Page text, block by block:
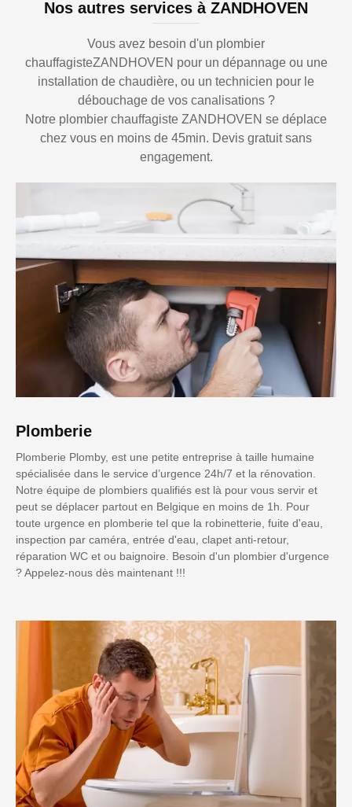
Nos autres services à ZANDHOVEN
Vous avez besoin d'un plombier
chauffagisteZANDHOVEN pour un dépannage ou une
installation de chaudière, ou un technicien pour le
débouchage de vos canalisations ?
Notre plombier chauffagiste ZANDHOVEN se déplace
chez vous en moins de 45min. Devis gratuit sans
engagement.
Plomberie
Plomberie Plomby, est une petite entreprise à taille humaine
spécialisée dans le service d’urgence 24h/7 et la rénovation.
Notre équipe de plombiers qualifiés est là pour vous servir et
peut se déplacer partout en Belgique en moins de 1h. Pour
toute urgence en plomberie tel que la robinetterie, fuite d'eau,
inspection par caméra, entrée d'eau, clapet anti-retour,
réparation WC et ou baignoire. Besoin d'un plombier d'urgence
? Appelez-nous dès maintenant !!!